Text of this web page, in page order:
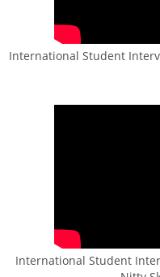
International Student
International Student